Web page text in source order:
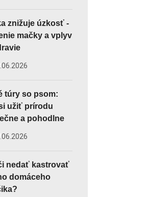
znižuje úzkosť -
mačky a vplyv
túry so psom:
užiť prírodu
a pohodlne
nedať kastrovať
domáceho